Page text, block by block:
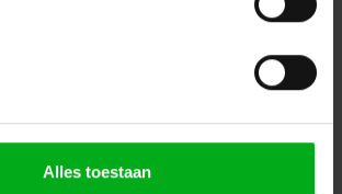
Alles toestaan
LP35 led spot | Openingshoek: 22° |